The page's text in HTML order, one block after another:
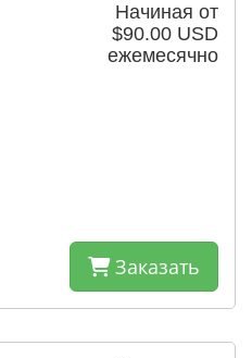
Начиная от
$90.00 USD
ежемесячно
Заказать